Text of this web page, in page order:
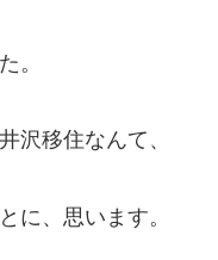
。
沢移住なんて、
に、思います。